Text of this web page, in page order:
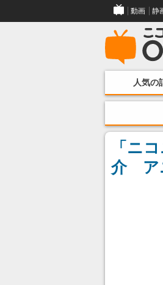
動画 静
人気の
「ニ
介 ア